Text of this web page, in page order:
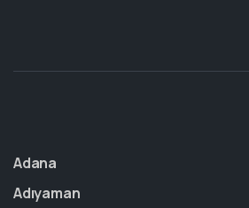
Adana
Adıyaman